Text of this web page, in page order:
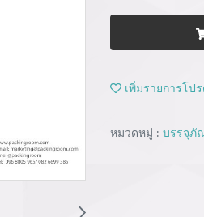
เพิ่มรายการโป
หมวดหมู่ : บรรจุภั